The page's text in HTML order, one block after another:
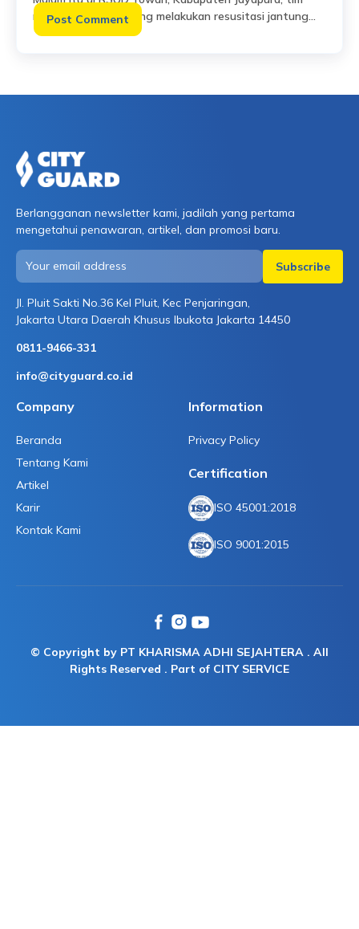
medis tengah berjuang melakukan resusitasi jantung
paru terhadap seorang pasien dalam kondisi kritis.
Read More
Berlangganan newsletter kami, jadilah yang pertama
mengetahui penawaran, artikel, dan promosi baru.
Jl. Pluit Sakti No.36 Kel Pluit, Kec Penjaringan,
Jakarta Utara Daerah Khusus Ibukota Jakarta 14450
0811-9466-331
info@cityguard.co.id
Company
Beranda
Tentang Kami
Artikel
Karir
Kontak Kami
Information
Privacy Policy
Certification
ISO 45001:2018
ISO 9001:2015
© Copyright by PT KHARISMA ADHI SEJAHTERA . All
Rights Reserved . Part of CITY SERVICE